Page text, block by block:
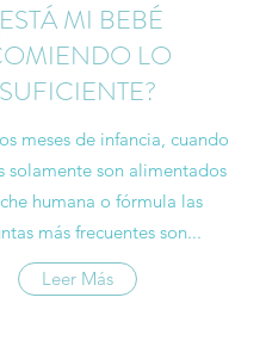
MI BEBÉ
LO
SUFICIENTE?
meses de infancia, cuando
solamente son alimentados
humana o fórmula las
más frecuentes son...
Leer Más